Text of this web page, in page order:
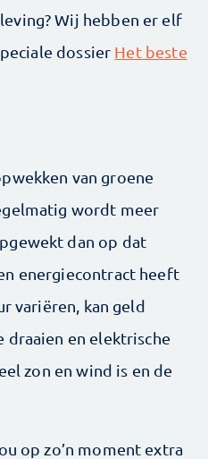
Wij hebben er elf
dossier Het beste
van groene
wordt meer
dan op dat
energiecontract heeft
variëren, kan geld
draaien en elektrische
zon en wind is en de
op zo’n moment extra